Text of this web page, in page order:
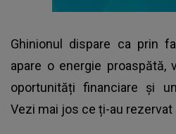
Ghinionul dispare ca prin
apare o energie proaspătă,
oportunități financiare și
Vezi mai jos ce ți-au